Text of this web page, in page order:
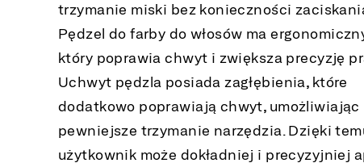
trzymanie miski bez konieczności
Pędzel do farby do włosów ma
który poprawia chwyt i zwiększa precyzję
Uchwyt pędzla posiada zagłębienia, które
dodatkowo poprawiają chwyt, umożliwiając
pewniejsze trzymanie narzędzia. Dzięki
użytkownik może dokładniej i precyzyjniej